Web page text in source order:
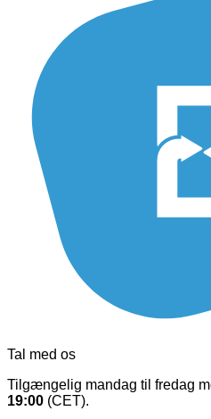
Tal med os
Tilgængelig mandag til fredag
19:00 (CET).